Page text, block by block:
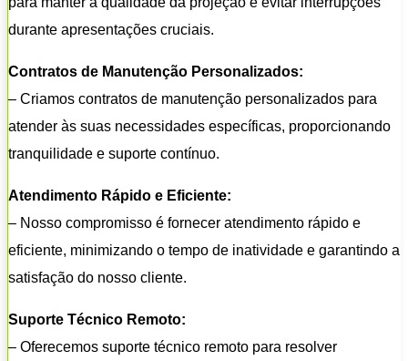
durante apresentações cruciais.
Contratos de Manutenção Personalizados:
– Criamos contratos de manutenção personalizados para
atender às suas necessidades específicas, proporcionando
tranquilidade e suporte contínuo.
Atendimento Rápido e Eficiente:
– Nosso compromisso é fornecer atendimento rápido e
eficiente, minimizando o tempo de inatividade e garantindo a
satisfação do nosso cliente.
Suporte Técnico Remoto:
– Oferecemos suporte técnico remoto para resolver